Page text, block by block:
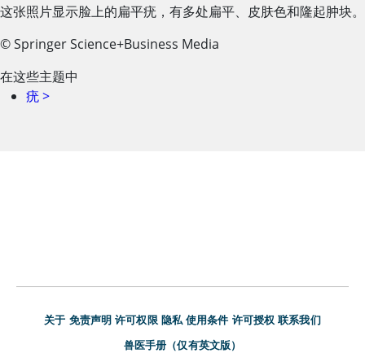
这张照片显示脸上的扁平疣，有多处扁平、皮肤色和隆起肿块。
© Springer Science+Business Media
在这些主题中
疣>
关于 免责声明 许可权限 隐私 使用条件 许可授权 联系我们
兽医手册（仅有英文版）